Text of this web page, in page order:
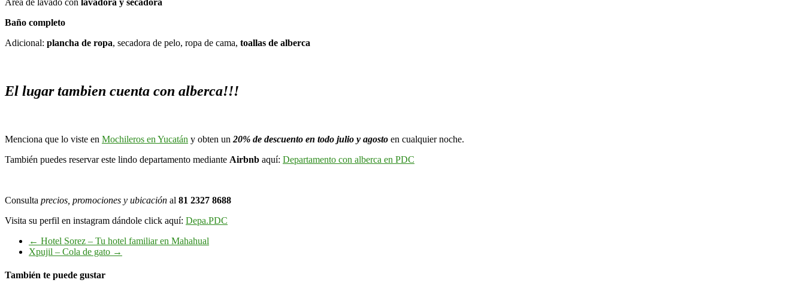
Baño completo
Adicional: plancha de ropa, secadora de pelo, ropa de cama, toallas de alberca
El lugar tambien cuenta con alberca!!!
Menciona que lo viste en Mochileros en Yucatán y obten un 20% de descuento en todo julio y agosto en cualquier noche.
También puedes reservar este lindo departamento mediante Airbnb aquí: Departamento con alberca en PDC
Consulta precios, promociones y ubicación al 81 2327 8688
Visita su perfil en instagram dándole click aquí: Depa.PDC
← Hotel Sorez – Tu hotel familiar en Mahahual
Xpujil – Cola de gato →
También te puede gustar